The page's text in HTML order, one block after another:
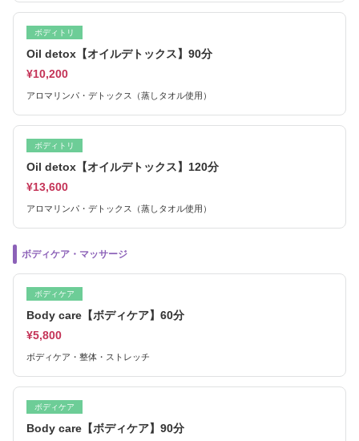
ボディトリ
Oil detox【オイルデトックス】90分
¥10,200
アロマリンパ・デトックス（蒸しタオル使用）
ボディトリ
Oil detox【オイルデトックス】120分
¥13,600
アロマリンパ・デトックス（蒸しタオル使用）
ボディケア・マッサージ
ボディケア
Body care【ボディケア】60分
¥5,800
ボディケア・整体・ストレッチ
ボディケア
Body care【ボディケア】90分